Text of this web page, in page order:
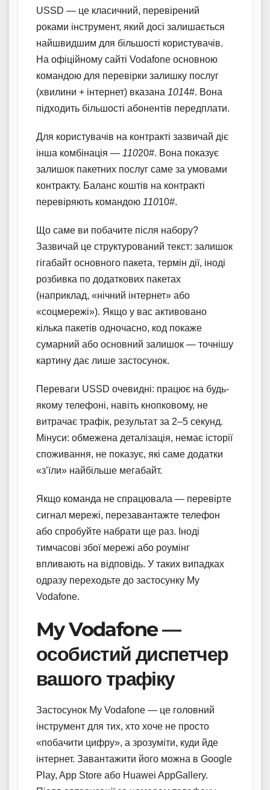
USSD — це класичний, перевірений
роками інструмент, який досі залишається
найшвидшим для більшості користувачів.
На офіційному сайті Vodafone основною
командою для перевірки залишку послуг
(хвилини + інтернет) вказана 1014#. Вона
підходить більшості абонентів передплати.
Для користувачів на контракті зазвичай діє
інша комбінація — 11020#. Вона показує
залишок пакетних послуг саме за умовами
контракту. Баланс коштів на контракті
перевіряють командою 11010#.
Що саме ви побачите після набору?
Зазвичай це структурований текст: залишок
гігабайт основного пакета, термін дії, іноді
розбивка по додаткових пакетах
(наприклад, «нічний інтернет» або
«соцмережі»). Якщо у вас активовано
кілька пакетів одночасно, код покаже
сумарний або основний залишок — точнішу
картину дає лише застосунок.
Переваги USSD очевидні: працює на будь-
якому телефоні, навіть кнопковому, не
витрачає трафік, результат за 2–5 секунд.
Мінуси: обмежена деталізація, немає історії
споживання, не показує, які саме додатки
«з’їли» найбільше мегабайт.
Якщо команда не спрацювала — перевірте
сигнал мережі, перезавантажте телефон
або спробуйте набрати ще раз. Іноді
тимчасові збої мережі або роумінг
впливають на відповідь. У таких випадках
одразу переходьте до застосунку My
Vodafone.
My Vodafone —
особистий диспетчер
вашого трафіку
Застосунок My Vodafone — це головний
інструмент для тих, хто хоче не просто
«побачити цифру», а зрозуміти, куди йде
інтернет. Завантажити його можна в Google
Play, App Store або Huawei AppGallery.